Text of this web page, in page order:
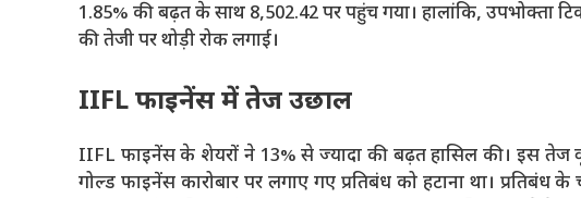
1.85% की बढ़त के साथ 8,502.42 पर पहुंच गया। हालांकि, उपभोक्ता
की तेजी पर थोड़ी रोक लगाई।
IIFL फाइनेंस में तेज उछाल
IIFL फाइनेंस के शेयरों ने 13% से ज्यादा की बढ़त हासिल की। इस तेज
गोल्ड फाइनेंस कारोबार पर लगाए गए प्रतिबंध को हटाना था।